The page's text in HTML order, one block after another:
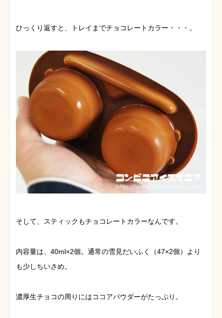
ひっくり返すと、トレイまでチョコレートカラー・・・。
そして、スティックもチョコレートカラーなんです。
内容量は、40ml×2個。通常の雪見だいふく（47×2個）より
も少しちいさめ。
濃厚生チョコの周りにはココアパウダーがたっぷり。